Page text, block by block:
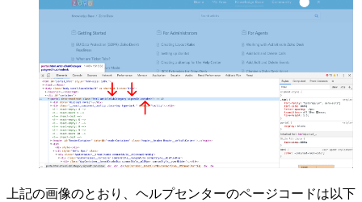
上記の画像のとおり、ヘルプセンターのページコードは以下